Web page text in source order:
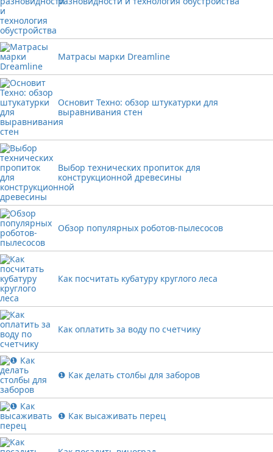
Матрасы марки Dreamline
Основит Техно: обзор штукатурки для
выравнивания стен
Выбор технических пропиток для
конструкционной древесины
Обзор популярных роботов-пылесосов
Как посчитать кубатуру круглого леса
Как оплатить за воду по счетчику
❶ Как делать столбы для заборов
❶ Как высаживать перец